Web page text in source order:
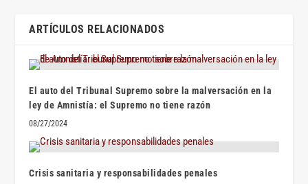
ARTÍCULOS RELACIONADOS
El auto del Tribunal Supremo sobre la malversación en la
ley de Amnistía: el Supremo no tiene razón
08/27/2024
Crisis sanitaria y responsabilidades penales